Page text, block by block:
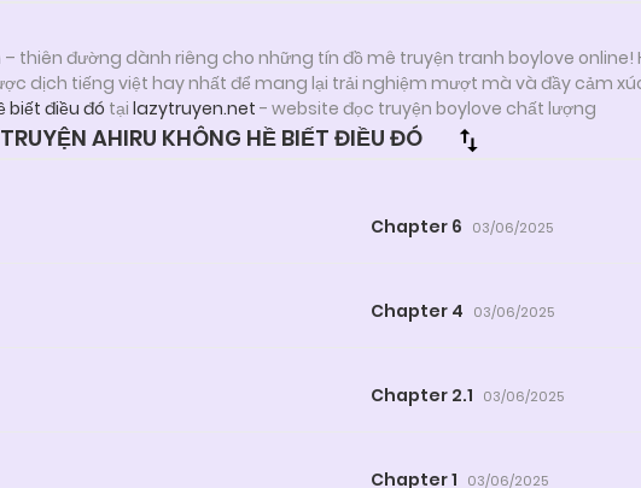
– thiên đường dành riêng cho những tín đồ mê truyện tranh boylove
dịch tiếng việt hay nhất để mang lại trải nghiệm mượt mà và đầy cảm
biết điều đó tại lazytruyen.net - website đọc truyện boylove chất lượng
AHIRU KHÔNG HỀ BIẾT ĐIỀU ĐÓ
Chapter 6 03/06/2025
Chapter 4 03/06/2025
Chapter 2.1 03/06/2025
Chapter 1 03/06/2025